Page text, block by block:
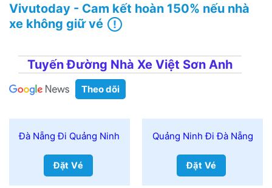
Vivutoday - Cam kết hoàn 150% nếu nhà
xe không giữ vé
Tuyến Đường Nhà Xe Việt Sơn Anh
Theo dõi
Đà Nẵng Đi Quảng Ninh
Đặt Vé
Quảng Ninh Đi Đà Nẵng
Đặt Vé